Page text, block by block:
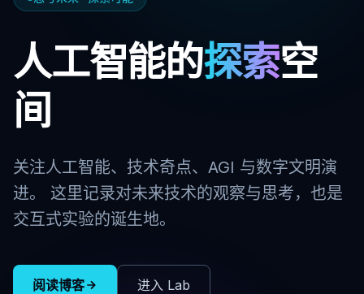
人工智能的探索空
间
关注人工智能、技术奇点、AGI 与数字文明演
进。 这里记录对未来技术的观察与思考，也是
交互式实验的诞生地。
阅读博客 进入 Lab